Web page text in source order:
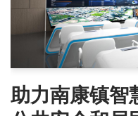
助力南康镇智